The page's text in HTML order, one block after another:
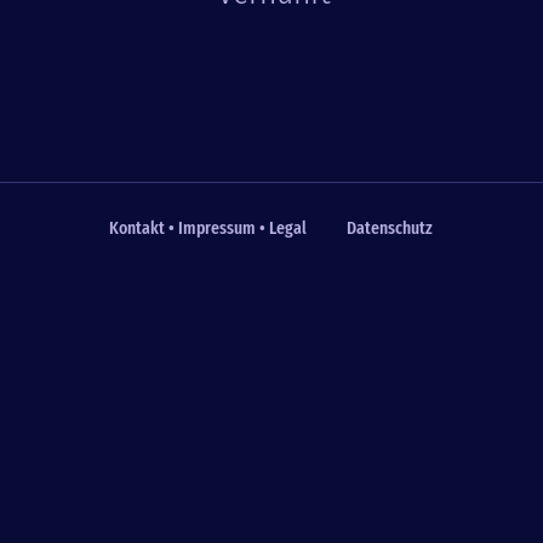
Fußzeile
Kontakt • Impressum • Legal Datenschutz